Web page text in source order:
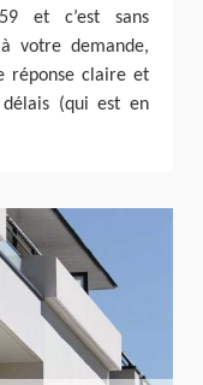
et c’est sans
votre demande,
réponse claire et
(qui est en